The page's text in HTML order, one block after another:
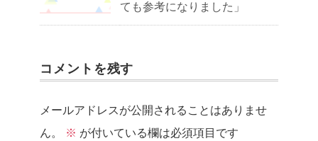
ても参考になりました」
コメントを残す
メールアドレスが公開されることはありませ
ん。
※ が付いている欄は必須項目です